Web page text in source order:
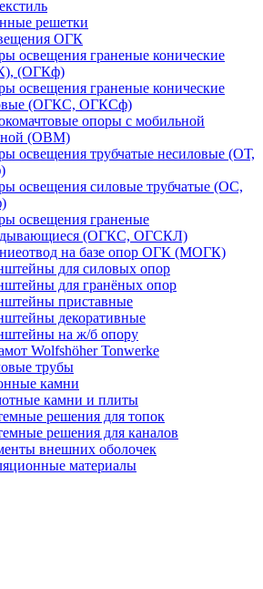
решетки
ОГК
освещения граненые конические
(ОГКф)
освещения граненые конические
(ОГКС, ОГКСф)
опоры с мобильной
(ОВМ)
освещения трубчатые несиловые (ОТ,
освещения силовые трубчатые (ОС,
освещения граненые
(ОГКС, ОГСКЛ)
на базе опор ОГК (МОГК)
для силовых опор
для гранёных опор
приставные
декоративные
на ж/б опору
Wolfshöher Tonwerke
трубы
камни
камни и плиты
решения для топок
решения для каналов
внешних оболочек
материалы